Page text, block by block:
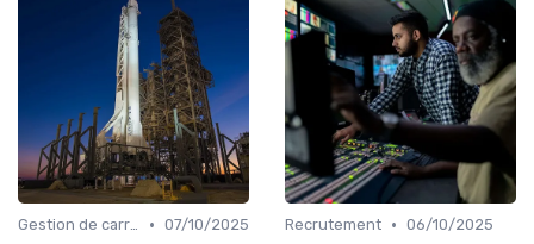
Gestion de carrière • 07/10/2025
Recrutement • 06/10/2025